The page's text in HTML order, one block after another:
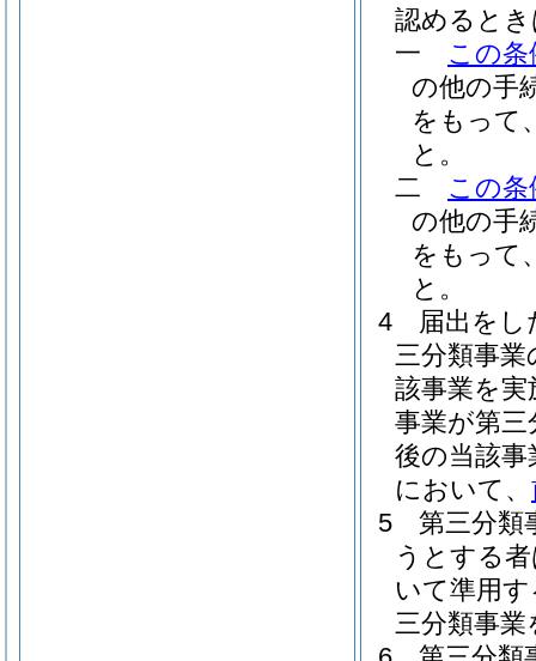
認めると
一
この条
の他の手
をもって
と。
二
この条
の他の手
をもって
と。
4
届出をし
三分類事
該事業を
事業が第
後の当該
において、
5
第三分類
うとする
いて準用
三分類事